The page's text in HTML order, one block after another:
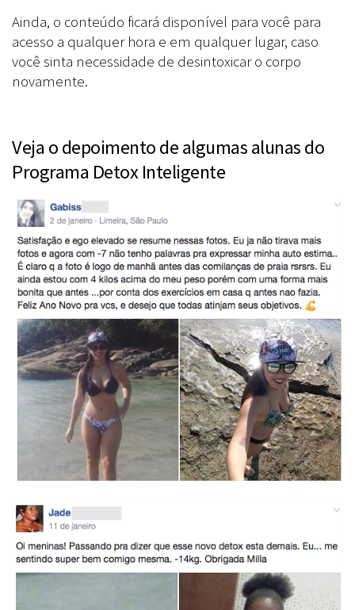
Ainda, o conteúdo ficará disponível para você para
acesso a qualquer hora e em qualquer lugar, caso
você sinta necessidade de desintoxicar o corpo
novamente.
Veja o depoimento de algumas alunas do
Programa Detox Inteligente